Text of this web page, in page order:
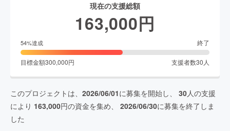
現在の支援総額
163,000円
54%達成 終了
目標金額300,000円 支援者数30人
このプロジェクトは、 2026/06/01に募集を開始し、 30人の支援
により 163,000円の資金を集め、 2026/06/30に募集を終了しま
した